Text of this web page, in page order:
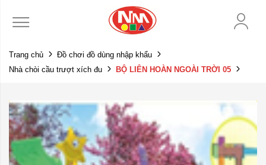
Trang chủ
Đồ chơi đồ dùng nhập khẩu
Nhà chòi cầu trượt xích đu
BỘ LIÊN HOÀN NGOÀI TRỜI 05